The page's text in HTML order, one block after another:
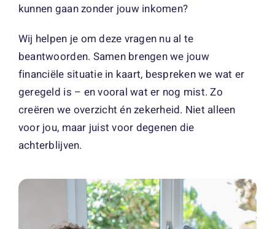
kunnen gaan zonder jouw inkomen?
Wij helpen je om deze vragen nu al te
beantwoorden. Samen brengen we jouw
financiële situatie in kaart, bespreken we wat er
geregeld is – en vooral wat er nog mist. Zo
creëren we overzicht én zekerheid. Niet alleen
voor jou, maar juist voor degenen die
achterblijven.